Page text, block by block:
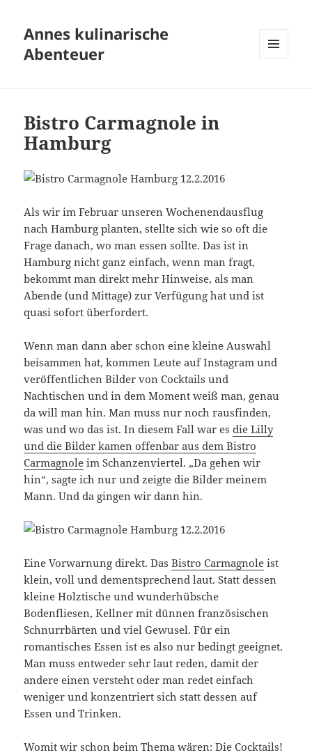
Annes kulinarische
Abenteuer
Bistro Carmagnole in
Hamburg
Als wir im Februar unseren Wochenendausflug
nach Hamburg planten, stellte sich wie so oft die
Frage danach, wo man essen sollte. Das ist in
Hamburg nicht ganz einfach, wenn man fragt,
bekommt man direkt mehr Hinweise, als man
Abende (und Mittage) zur Verfügung hat und ist
quasi sofort überfordert.
Wenn man dann aber schon eine kleine Auswahl
beisammen hat, kommen Leute auf Instagram und
veröffentlichen Bilder von Cocktails und
Nachtischen und in dem Moment weiß man, genau
da will man hin. Man muss nur noch rausfinden,
was und wo das ist. In diesem Fall war esdie Lilly
und die Bilder kamen offenbar aus dem Bistro
Carmagnole im Schanzenviertel. „Da gehen wir
hin“, sagte ich nur und zeigte die Bilder meinem
Mann. Und da gingen wir dann hin.
Eine Vorwarnung direkt. DasBistro Carmagnole ist
klein, voll und dementsprechend laut. Statt dessen
kleine Holztische und wunderhübsche
Bodenfliesen, Kellner mit dünnen französischen
Schnurrbärten und viel Gewusel. Für ein
romantisches Essen ist es also nur bedingt geeignet.
Man muss entweder sehr laut reden, damit der
andere einen versteht oder man redet einfach
weniger und konzentriert sich statt dessen auf
Essen und Trinken.
Womit wir schon beim Thema wären: Die Cocktails!